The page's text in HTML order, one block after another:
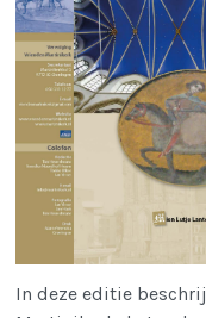
In deze editie